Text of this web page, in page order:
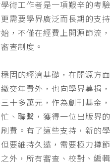
術工作者是一項艱辛的考
需要學界廣泛而長期的支
，不僅在經費上開源節流
查制度。
固的經濟基礎，在開源方
交年費外，也向學界募捐
十多萬元，作為創刊基金
、聯繫，獲得一位出版界
費。有了這些支持，新的
要維持久遠，需要極力撙
外，所有審查、校對、編